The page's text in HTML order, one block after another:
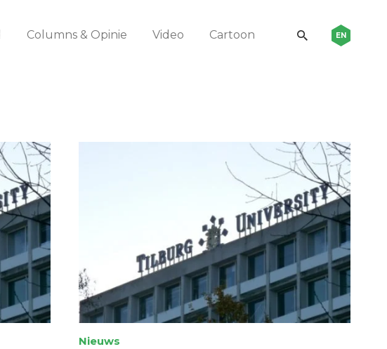
Columns & Opinie Video Cartoon EN
Nieuws